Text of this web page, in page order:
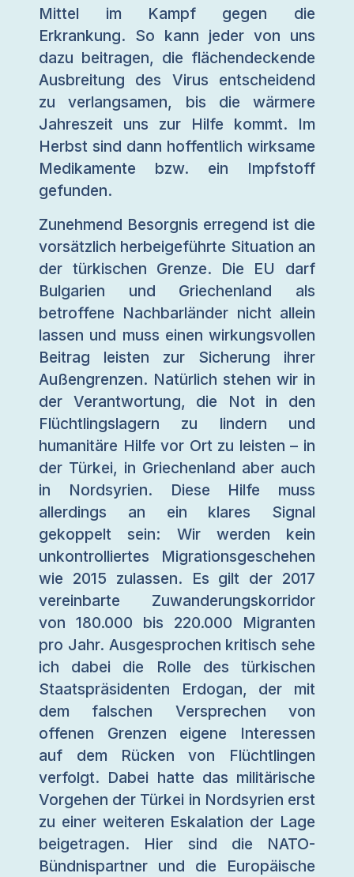
Mittel im Kampf gegen die
Erkrankung. So kann jeder von uns
dazu beitragen, die flächendeckende
Ausbreitung des Virus entscheidend
zu verlangsamen, bis die wärmere
Jahreszeit uns zur Hilfe kommt. Im
Herbst sind dann hoffentlich wirksame
Medikamente bzw. ein Impfstoff
gefunden.
Zunehmend Besorgnis erregend ist die
vorsätzlich herbeigeführte Situation an
der türkischen Grenze. Die EU darf
Bulgarien und Griechenland als
betroffene Nachbarländer nicht allein
lassen und muss einen wirkungsvollen
Beitrag leisten zur Sicherung ihrer
Außengrenzen. Natürlich stehen wir in
der Verantwortung, die Not in den
Flüchtlingslagern zu lindern und
humanitäre Hilfe vor Ort zu leisten – in
der Türkei, in Griechenland aber auch
in Nordsyrien. Diese Hilfe muss
allerdings an ein klares Signal
gekoppelt sein: Wir werden kein
unkontrolliertes Migrationsgeschehen
wie 2015 zulassen. Es gilt der 2017
vereinbarte Zuwanderungskorridor
von 180.000 bis 220.000 Migranten
pro Jahr. Ausgesprochen kritisch sehe
ich dabei die Rolle des türkischen
Staatspräsidenten Erdogan, der mit
dem falschen Versprechen von
offenen Grenzen eigene Interessen
auf dem Rücken von Flüchtlingen
verfolgt. Dabei hatte das militärische
Vorgehen der Türkei in Nordsyrien erst
zu einer weiteren Eskalation der Lage
beigetragen. Hier sind die NATO-
Bündnispartner und die Europäische